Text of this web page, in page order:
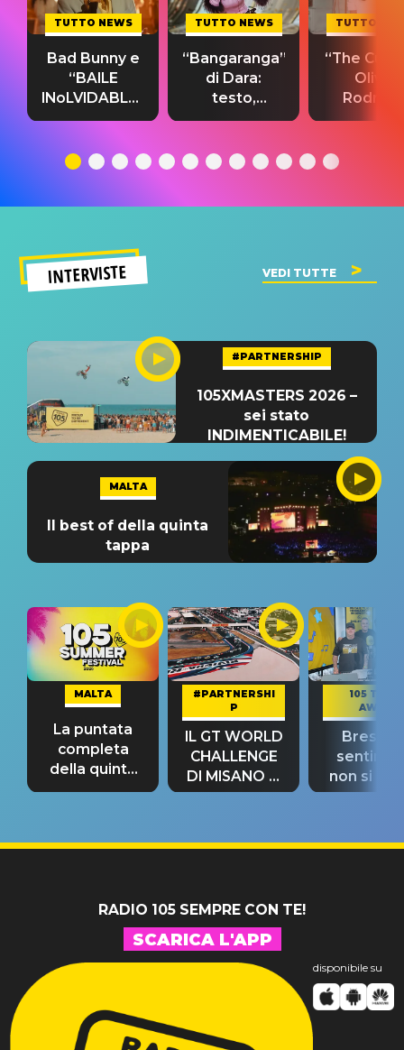
TUTTO NEWS
Bad Bunny e
“BAILE
INoLVIDABLE”:
testo,
significato
TUTTO NEWS
“Bangaranga”
di Dara:
testo,
traduzione e
del singolo
TUTTO
“The
Olivia
testo,
INTERVISTE VEDI TUTTE
#PARTNERSHIP
105XMASTERS 2026 –
sei stato
INDIMENTICABILE!
MALTA
Il best of della quinta
tappa
MALTA
La puntata
completa
della quinta
tappa
#PARTNERSHI
P
IL GT WORLD
CHALLENGE
DI MISANO si
riconferma
105 TAKE
AWAY
Bresh:
non si
fino alla
RADIO 105 SEMPRE CON TE!
SCARICA L'APP
disponibile su